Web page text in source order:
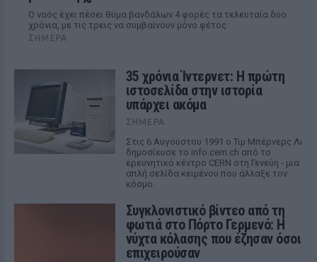
Ο ναός έχει πέσει θύμα βανδάλων 4 φορές τα τελευταία δύο
χρόνια, με τις τρεις να συμβαίνουν μόνο φέτος
ΣΉΜΕΡΑ
35 χρόνια Ίντερνετ: Η πρώτη
ιστοσελίδα στην ιστορία
υπάρχει ακόμα
ΣΉΜΕΡΑ
Στις 6 Αυγούστου 1991 ο Τιμ Μπέρνερς Λι
δημοσίευσε το info.cern.ch από το
ερευνητικό κέντρο CERN στη Γενεύη - μια
απλή σελίδα κειμένου που άλλαξε τον
κόσμο.
Συγκλονιστικό βίντεο από τη
φωτιά στο Πόρτο Γερμενό: Η
νύχτα κόλασης που έζησαν όσοι
επιχειρούσαν